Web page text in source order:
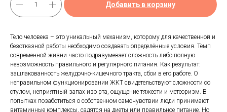
Добавить в корзину
Тело человека – это уникальный механизм, которому для качественной и
безотказной работы необходимо создавать определённые условия. Темп
современной жизни часто подразумевает сложность либо полную
невозможность правильного и регулярного питания. Как результат:
зашлакованность желудочно-кишечного тракта, сбои в его работе. О
неправильном функционировании ЖКТ свидетельствуют сложности со
стулом, неприятный запах изо рта, ощущение тяжести и метеоризм. В
попытках позаботиться о собственном самочувствии люди принимают
витаминные комплексы, садятся на диеты или правильное питание. Но